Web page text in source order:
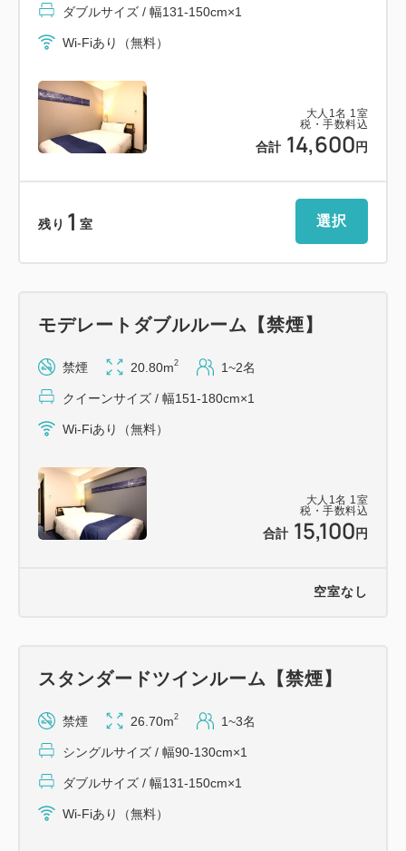
大人 1 名 1 室
税・手数料込
合計 14,600 円
ダブルサイズ / 幅131-150cm×1
Wi-Fiあり（無料）
残り 1 室 選択
大人 1 名 1 室
税・手数料込
合計 15,100 円
モデレートダブルルーム【禁煙】
禁煙 20.80m2 1~2名
クイーンサイズ / 幅151-180cm×1
Wi-Fiあり（無料）
空室なし
スタンダードツインルーム【禁煙】
禁煙 26.70m2 1~3名
シングルサイズ / 幅90-130cm×1
ダブルサイズ / 幅131-150cm×1
Wi-Fiあり（無料）